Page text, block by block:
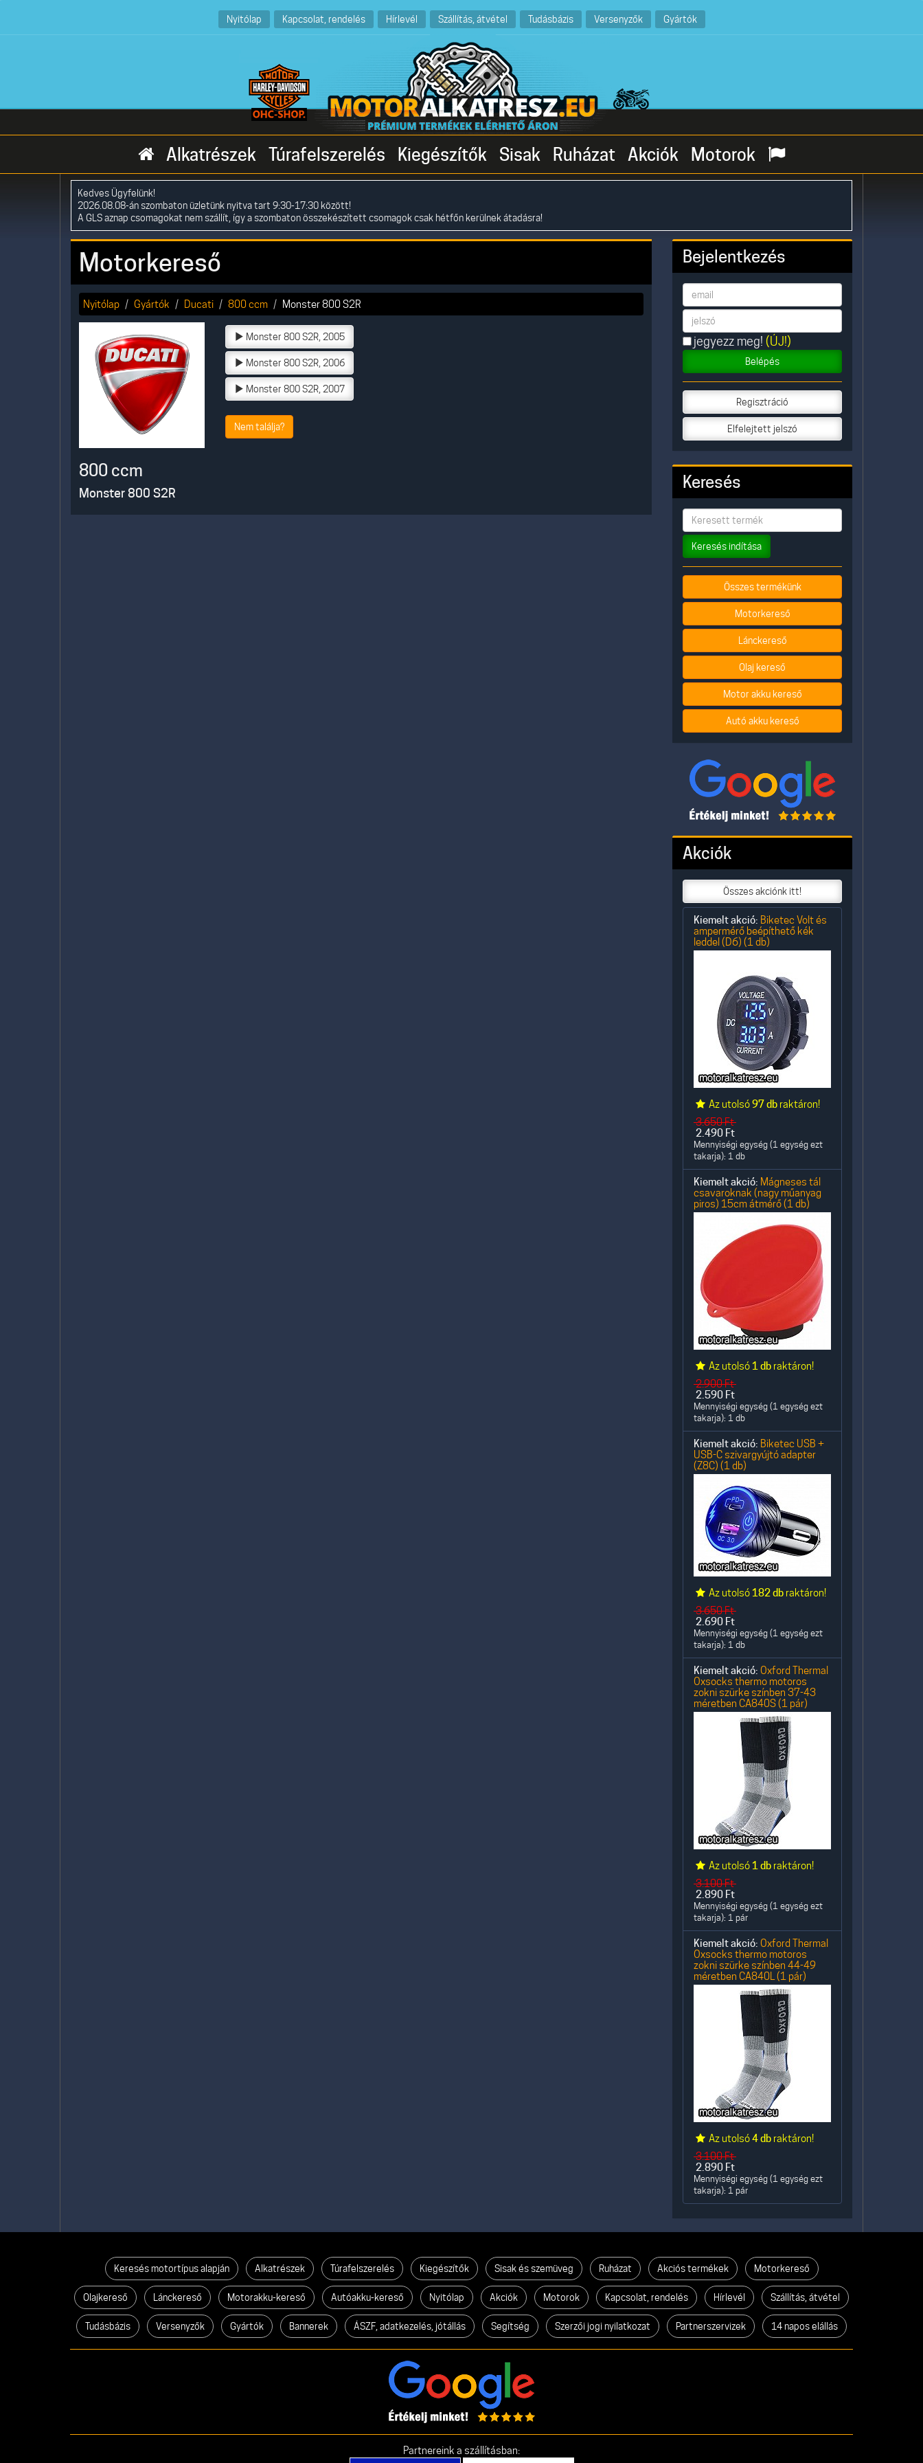
Nyitólap Kapcsolat, rendelés Hírlevél Szállítás, átvétel Tudásbázis Versenyzők Gyártók
Alkatrészek Túrafelszerelés Kiegészítők Sisak Ruházat Akciók Motorok
Kedves Ügyfelünk!
2026.08.08-án szombaton üzletünk nyitva tart 9:30-17:30 között!
A GLS aznap csomagokat nem szállít, így a szombaton összekészített csomagok csak hétfőn kerülnek átadásra!
Motorkereső
Nyitólap Gyártók Ducati 800 ccm Monster 800 S2R
800 ccm
Monster 800 S2R
Monster 800 S2R, 2005
Monster 800 S2R, 2006
Monster 800 S2R, 2007
Nem találja?
Bejelentkezés
jegyezz meg! (ÚJ!)
Belépés
Regisztráció
Elfelejtett jelszó
Keresés
Keresés indítása
Összes termékünk
Motorkereső
Lánckereső
Olaj kereső
Motor akku kereső
Autó akku kereső
Akciók
Összes akciónk itt!
Kiemelt akció: Biketec Volt és
ampermérő beépíthető kék
leddel (D6) (1 db)
Az utolsó97 db raktáron!
3.650Ft
2.490 Ft
Mennyiségi egység (1 egység ezt
takarja): 1 db
Kiemelt akció: Mágneses tál
csavaroknak (nagy műanyag
piros) 15cm átmérő (1 db)
Az utolsó 1 db raktáron!
2.900Ft
2.590 Ft
Mennyiségi egység (1 egység ezt
takarja): 1 db
Kiemelt akció: Biketec USB +
USB-C szivargyújtó adapter
(Z8C) (1 db)
Az utolsó 182 db raktáron!
3.650Ft
2.690 Ft
Mennyiségi egység (1 egység ezt
takarja): 1 db
Kiemelt akció: Oxford Thermal
Oxsocks thermo motoros
zokni szürke színben 37-43
méretben CA840S (1 pár)
Az utolsó 1 db raktáron!
3.100Ft
2.890 Ft
Mennyiségi egység (1 egység ezt
takarja): 1 pár
Kiemelt akció: Oxford Thermal
Oxsocks thermo motoros
zokni szürke színben 44-49
méretben CA840L (1 pár)
Az utolsó4 db raktáron!
3.100Ft
2.890 Ft
Mennyiségi egység (1 egység ezt
takarja): 1 pár
Keresés motortípus alapján Alkatrészek Túrafelszerelés Kiegészítők Sisak és szemüveg Ruházat Akciós termékek Motorkereső
Olajkereső Lánckereső Motorakku-kereső Autóakku-kereső Nyitólap Akciók Motorok Kapcsolat, rendelés Hírlevél Szállítás, átvétel
Tudásbázis Versenyzők Gyártók Bannerek ÁSZF, adatkezelés, jótállás Segítség Szerzői jogi nyilatkozat Partnerszervizek 14 napos elállás
Partnereink a szállításban: